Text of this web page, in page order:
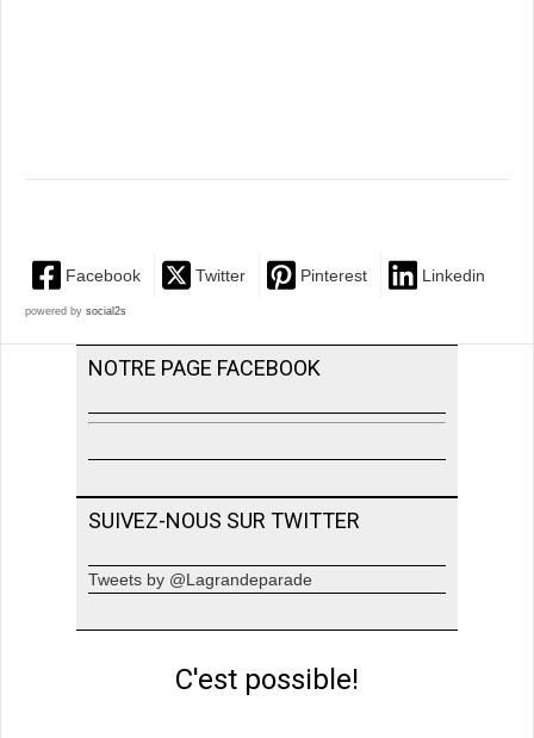
Facebook Twitter Pinterest Linkedin
powered by social2s
NOTRE PAGE FACEBOOK
SUIVEZ-NOUS SUR TWITTER
Tweets by @Lagrandeparade
C'est possible!